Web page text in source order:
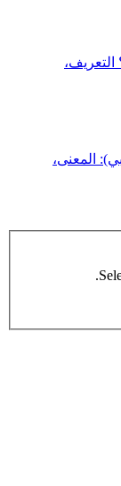
التعريف،
المعنى،